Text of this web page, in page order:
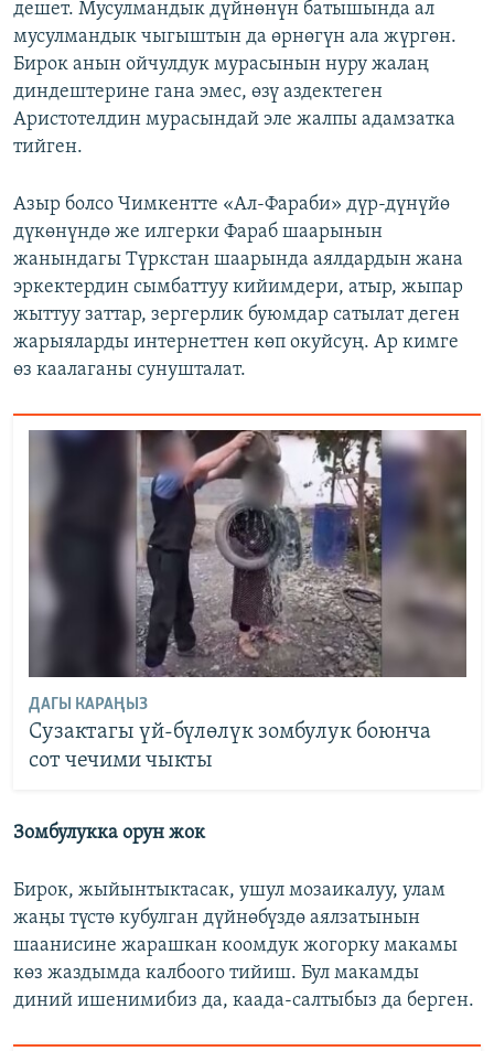
дешет. Мусулмандык дүйнөнүн батышында ал
мусулмандык чыгыштын да өрнөгүн ала жүргөн.
Бирок анын ойчулдук мурасынын нуру жалаң
диндештерине гана эмес, өзү аздектеген
Аристотелдин мурасындай эле жалпы адамзатка
тийген.
Азыр болсо Чимкентте «Ал-Фараби» дүр-дүнүйө
дүкөнүндө же илгерки Фараб шаарынын
жанындагы Түркстан шаарында аялдардын жана
эркектердин сымбаттуу кийимдери, атыр, жыпар
жыттуу заттар, зергерлик буюмдар сатылат деген
жарыяларды интернеттен көп окуйсуң. Ар кимге
өз каалаганы сунушталат.
ДАГЫ КАРАҢЫЗ
Сузактагы үй-бүлөлүк зомбулук боюнча
сот чечими чыкты
Зомбулукка орун жок
Бирок, жыйынтыктасак, ушул мозаикалуу, улам
жаңы түстө кубулган дүйнөбүздө аялзатынын
шаанисине жарашкан коомдук жогорку макамы
көз жаздымда калбоого тийиш. Бул макамды
диний ишенимибиз да, каада-салтыбыз да берген.